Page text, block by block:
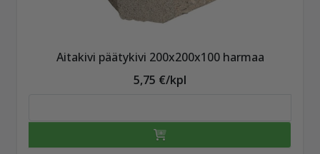
Aitakivi päätykivi 200x200x100 harmaa
5,75 €/kpl